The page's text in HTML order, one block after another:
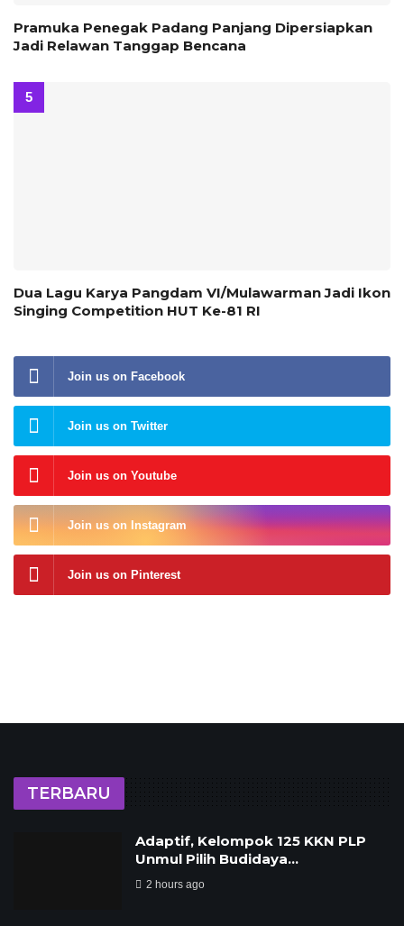
Pramuka Penegak Padang Panjang Dipersiapkan
Jadi Relawan Tanggap Bencana
Dua Lagu Karya Pangdam VI/Mulawarman Jadi Ikon
Singing Competition HUT Ke-81 RI
Join us on Facebook
Join us on Twitter
Join us on Youtube
Join us on Instagram
Join us on Pinterest
TERBARU
‎Adaptif, Kelompok 125 KKN PLP
Unmul Pilih Budidaya…
2 hours ago